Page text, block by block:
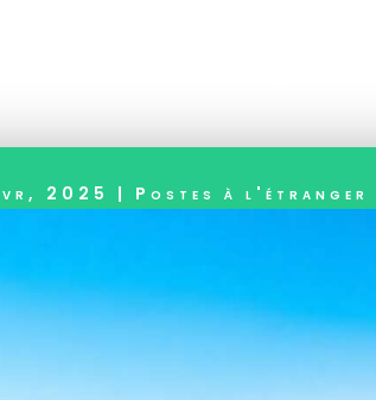
2025 | Postes à l'étranger